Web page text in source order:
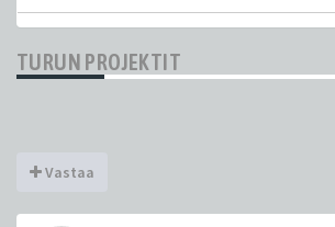
TURUN PROJEKTIT
Vastaa